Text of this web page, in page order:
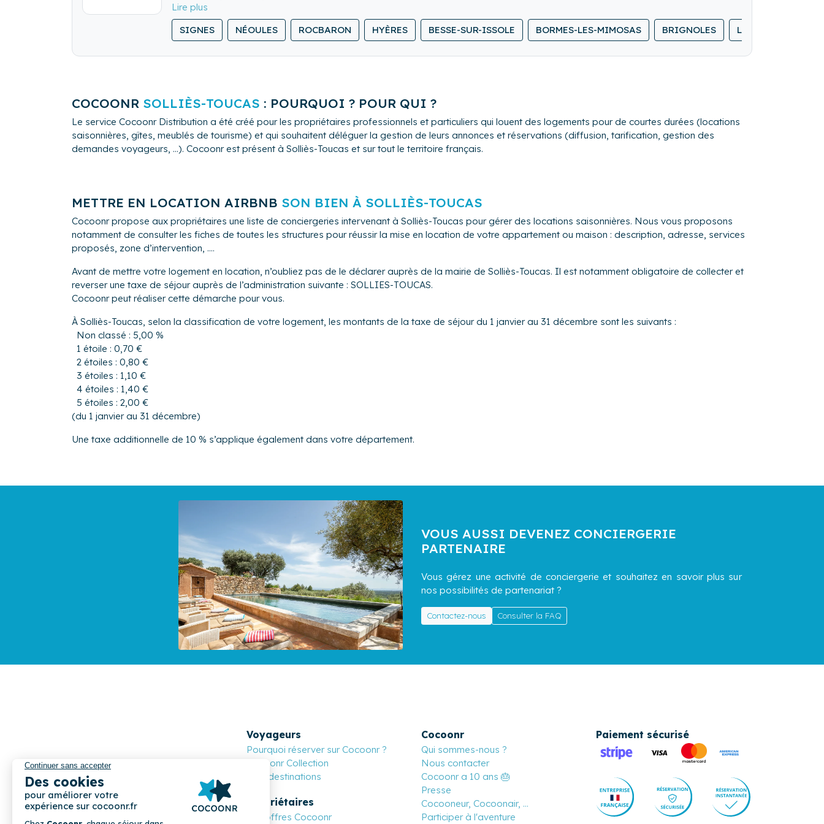
Une conciergerie de proximité recommandée par les clients
SIGNES
NÉOULES ROCBARON HYÈRES BESSE-SUR-ISSOLE BORMES-LES-MIMOSAS BRIGNOLES LE CASTELLET
COCOONR SOLLIÈS-TOUCAS : POURQUOI ? POUR QUI ?
Le service Cocoonr Distribution a été créé pour les propriétaires professionnels et particuliers qui louent des logements pour de courtes durées (locations
saisonnières, gîtes, meublés de tourisme) et qui souhaitent déléguer la gestion de leurs annonces et réservations (diffusion, tarification, gestion des
demandes voyageurs, ...). Cocoonr est présent à Solliès-Toucas et sur tout le territoire français.
METTRE EN LOCATION AIRBNB SON BIEN À SOLLIÈS-TOUCAS
Cocoonr propose aux propriétaires une liste de conciergeries intervenant à Solliès-Toucas pour gérer des locations saisonnières. Nous vous proposons
notamment de consulter les fiches de toutes les structures pour réussir la mise en location de votre appartement ou maison : description, adresse, services
proposés, zone d’intervention, ....
Avant de mettre votre logement en location, n’oubliez pas de le déclarer auprès de la mairie de Solliès-Toucas. Il est notamment obligatoire de collecter et
reverser une taxe de séjour auprès de l’administration suivante : SOLLIES-TOUCAS.
Cocoonr peut réaliser cette démarche pour vous.
À Solliès-Toucas, selon la classification de votre logement, les montants de la taxe de séjour du 1 janvier au 31 décembre sont les suivants :
Non classé : 5,00 %
1 étoile : 0,70 €
2 étoiles : 0,80 €
3 étoiles : 1,10 €
4 étoiles : 1,40 €
5 étoiles : 2,00 €
(du 1 janvier au 31 décembre)
Une taxe additionnelle de 10 % s’applique également dans votre département.
VOUS AUSSI DEVENEZ CONCIERGERIE
PARTENAIRE
Vous gérez une activité de conciergerie et souhaitez en savoir plus sur
nos possibilités de partenariat ?
Contactez-nous Consulter la FAQ
Voyageurs
Pourquoi réserver sur Cocoonr ?
Cocoonr Collection
Nos destinations
Propriétaires
Les offres Cocoonr
Cocoonr
Qui sommes-nous ?
Nous contacter
Cocoonr a 10 ans 🎂
Presse
Cocooneur, Cocoonair, ...
Participer à l'aventure
Paiement sécurisé